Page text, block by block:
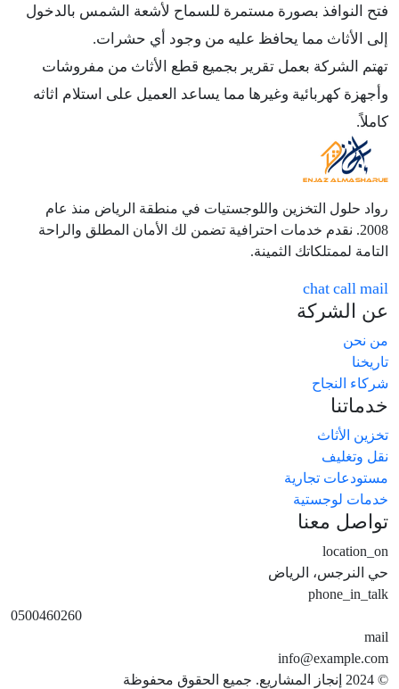
فتح النوافذ بصورة مستمرة للسماح لأشعة الشمس بالدخول
إلى الأثاث مما يحافظ عليه من وجود أي حشرات.
تهتم الشركة بعمل تقرير بجميع قطع الأثاث من مفروشات
وأجهزة كهربائية وغيرها مما يساعد العميل على استلام اثاثه
كاملاً.
رواد حلول التخزين واللوجستيات في منطقة الرياض منذ عام
2008. نقدم خدمات احترافية تضمن لك الأمان المطلق والراحة
التامة لممتلكاتك الثمينة.
chat call mail
عن الشركة
من نحن
تاريخنا
شركاء النجاح
خدماتنا
تخزين الأثاث
نقل وتغليف
مستودعات تجارية
خدمات لوجستية
تواصل معنا
location_on
حي النرجس، الرياض
phone_in_talk
0500460260
mail
info@example.com
© 2024 إنجاز المشاريع. جميع الحقوق محفوظة